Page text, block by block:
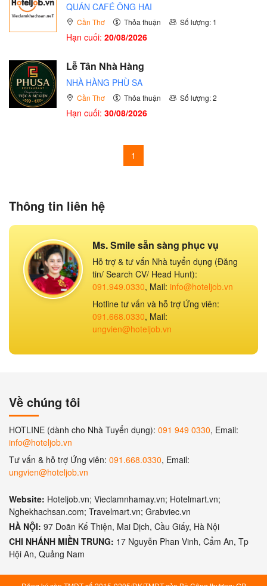
QUÁN CAFÉ ÔNG HAI
Cần Thơ Thỏa thuận Số lượng: 1
Hạn cuối: 20/08/2026
Lễ Tân Nhà Hàng
NHÀ HÀNG PHÙ SA
Cần Thơ Thỏa thuận Số lượng: 2
Hạn cuối: 30/08/2026
1
Thông tin liên hệ
Ms. Smile sẵn sàng phục vụ
Hỗ trợ & tư vấn Nhà tuyển dụng (Đăng
tin/ Search CV/ Head Hunt):
091.949.0330, Mail: info@hoteljob.vn
Hotline tư vấn và hỗ trợ Ứng viên:
091.668.0330, Mail:
ungvien@hoteljob.vn
Về chúng tôi
HOTLINE (dành cho Nhà Tuyển dụng): 091 949 0330, Email:
info@hoteljob.vn
Tư vấn & hỗ trợ Ứng viên: 091.668.0330, Email:
ungvien@hoteljob.vn
Website: Hoteljob.vn; Vieclamnhamay.vn; Hotelmart.vn;
Nghekhachsan.com; Travelmart.vn; Grabviec.vn
HÀ NỘI: 97 Doãn Kế Thiện, Mai Dịch, Cầu Giấy, Hà Nội
CHI NHÁNH MIỀN TRUNG: 17 Nguyễn Phan Vinh, Cẩm An, Tp
Hội An, Quảng Nam